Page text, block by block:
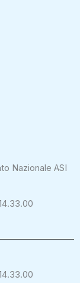
Nazionale ASI